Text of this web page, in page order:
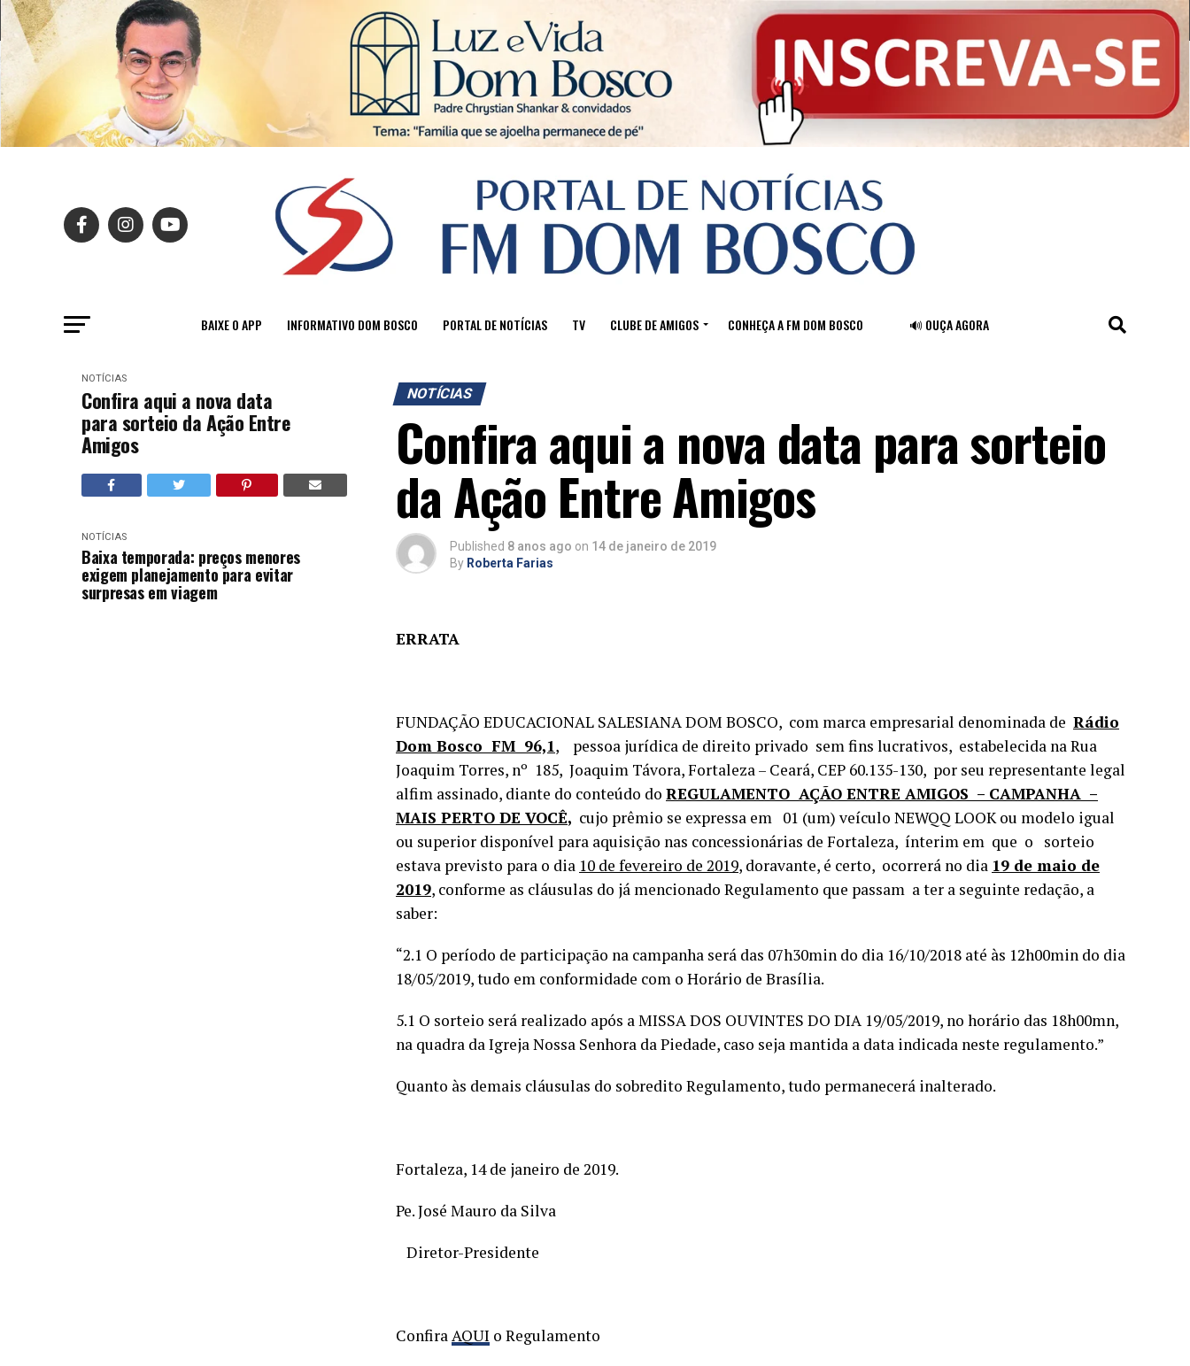
BAIXE O APP INFORMATIVO DOM BOSCO PORTAL DE NOTÍCIAS TV CLUBE DE AMIGOS CONHEÇA A FM DOM BOSCO 🔊 OUÇA AGORA
NOTÍCIAS
Confira aqui a nova data
para sorteio da Ação Entre
Amigos
NOTÍCIAS
Baixa temporada: preços menores
exigem planejamento para evitar
surpresas em viagem
NOTÍCIAS
Confira aqui a nova data para sorteio
da Ação Entre Amigos
Published 8 anos ago on 14 de janeiro de 2019
By Roberta Farias
ERRATA
FUNDAÇÃO EDUCACIONAL SALESIANA DOM BOSCO, com marca empresarial denominada de Rádio
Dom Bosco FM 96,1, pessoa jurídica de direito privado sem fins lucrativos, estabelecida na Rua
Joaquim Torres, nº 185, Joaquim Távora, Fortaleza – Ceará, CEP 60.135-130, por seu representante legal
alfim assinado, diante do conteúdo do REGULAMENTO AÇÃO ENTRE AMIGOS – CAMPANHA –
MAIS PERTO DE VOCÊ, cujo prêmio se expressa em 01 (um) veículo NEWQQ LOOK ou modelo igual
ou superior disponível para aquisição nas concessionárias de Fortaleza, ínterim em que o sorteio
estava previsto para o dia 10 de fevereiro de 2019, doravante, é certo, ocorrerá no dia 19 de maio de
2019, conforme as cláusulas do já mencionado Regulamento que passam a ter a seguinte redação, a
saber:
“2.1 O período de participação na campanha será das 07h30min do dia 16/10/2018 até às 12h00min do dia
18/05/2019, tudo em conformidade com o Horário de Brasília.
5.1 O sorteio será realizado após a MISSA DOS OUVINTES DO DIA 19/05/2019, no horário das 18h00mn,
na quadra da Igreja Nossa Senhora da Piedade, caso seja mantida a data indicada neste regulamento.”
Quanto às demais cláusulas do sobredito Regulamento, tudo permanecerá inalterado.
Fortaleza, 14 de janeiro de 2019.
Pe. José Mauro da Silva
Diretor-Presidente
ConfiraAQUI o Regulamento
Sair da versão mobile